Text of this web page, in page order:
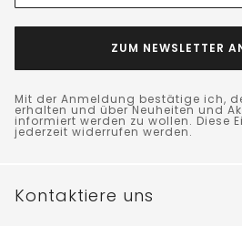
ZUM NEWSLETTER
Mit der Anmeldung bestätige ich,
erhalten und über Neuheiten und
informiert werden zu wollen. Diese
jederzeit widerrufen werden.
Kontaktiere uns